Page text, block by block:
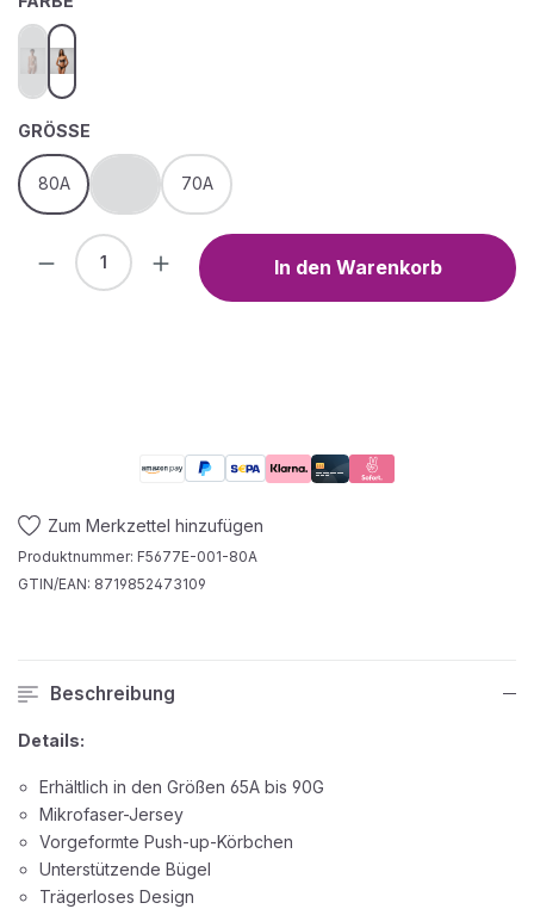
bare
(Diese Option ist zurzeit nicht verfügbar.)
black
GRÖSSE
80A
(Diese Option ist zurzeit nicht verfügbar.)
70A
Produkt Anzahl: Gib den gewünschten
In den Warenkorb
Zum Merkzettel hinzufügen
Produktnummer: F5677E-001-80A
GTIN/EAN: 8719852473109
Beschreibung
Details:
Erhältlich in den Größen 65A bis 90G
Mikrofaser-Jersey
Vorgeformte Push-up-Körbchen
Unterstützende Bügel
Trägerloses Design